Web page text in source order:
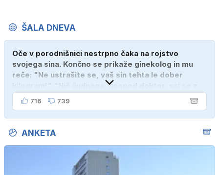
ŠALA DNEVA
Oče v porodnišnici nestrpno čaka na rojstvo
svojega sina. Končno se prikaže ginekolog in mu
reče: "Ne ustrašite se, vaš sin tehta le dober
kilogram!" "Nič čudnega, gospod doktor, saj se z
ženo poznava šele tri mesece."
716 739
ANKETA